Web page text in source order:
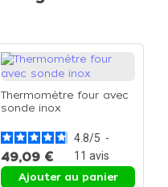
Thermomètre four avec
sonde inox
4.8/5 -
11 avis
49,09 €
Ajouter au panier